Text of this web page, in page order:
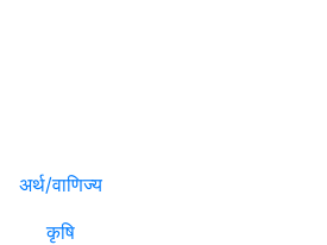
अर्थ/वाणिज्य
कृषि